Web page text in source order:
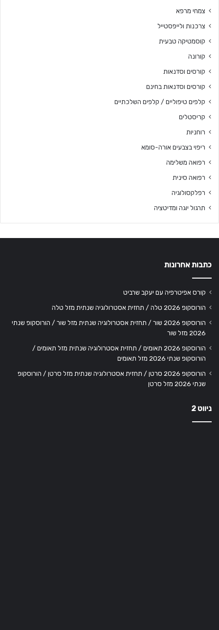
צמחי מרפא
צרכנות ולייפסטייל
קוסמטיקה טבעית
קורונה
קורסים וסדנאות
קורסים וסדנאות בחינם
קלפים טיפוליים / קלפים השלכתיים
קריסטלים
רוחניות
ריפוי בצבעים אורה-סומא
רפואה משלימה
רפואה סינית
רפלקסולוגיה
תרגול יוגה ומדיטציה
כתבות אחרונות
קורס אפיטרפיה עם יעקב שרביט
הורוסקופ 2026 טלה / תחזית אסטרולוגיה שנתית מזל טלה
הורוסקופ 2026 שור / תחזית אסטרולוגיה שנתית מזל שור / הורוסקופ שנתי
2026 מזל שור
הורוסקופ 2026 תאומים / תחזית אסטרולוגיה שנתית מזל תאומים /
הורוסקופ שנתי 2026 מזל תאומים
הורוסקופ 2026 סרטן / תחזית אסטרולוגיה שנתית מזל סרטן / הורוסקופ
שנתי 2026 מזל סרטן
ניווט 2